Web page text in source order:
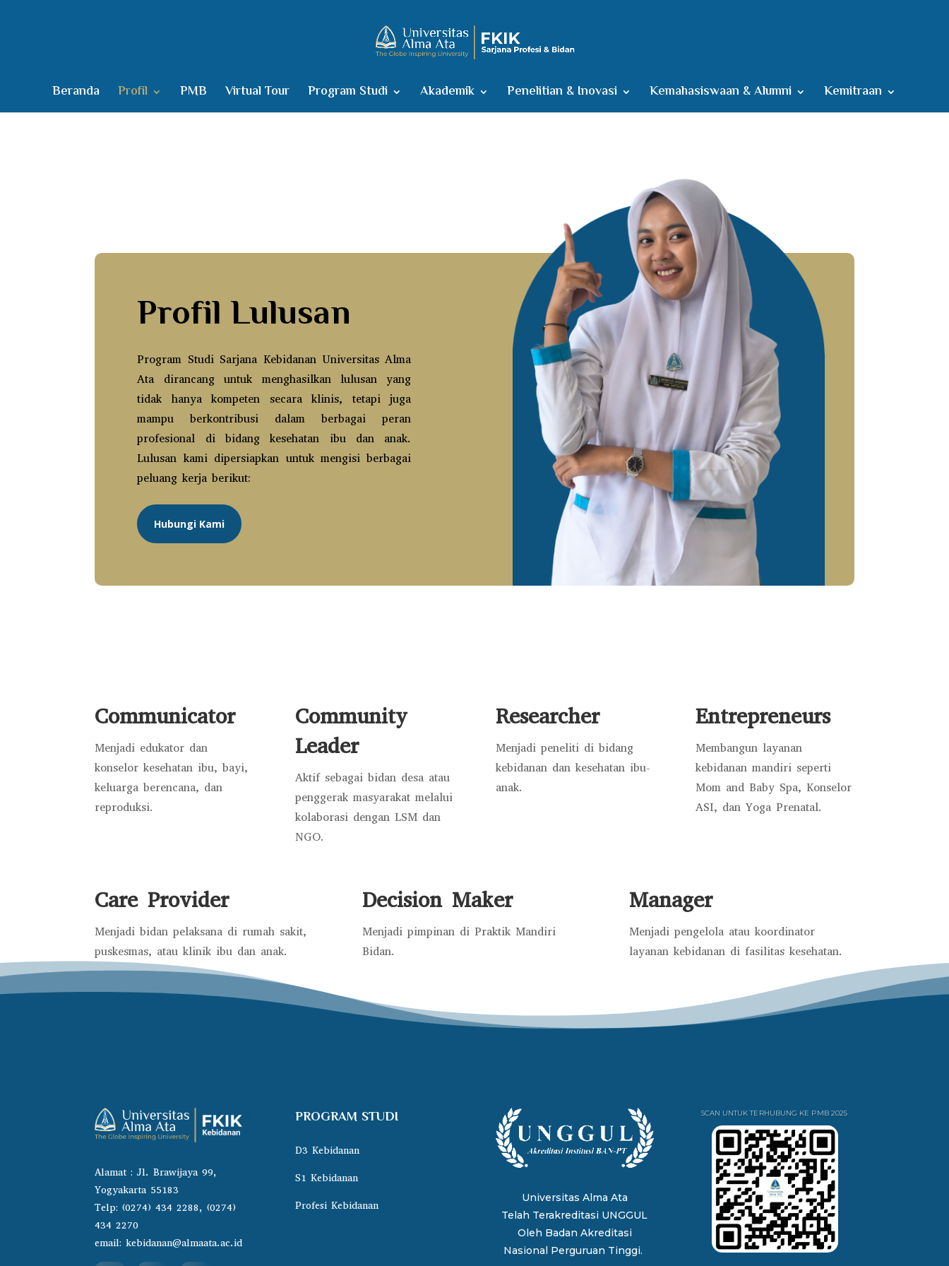
Beranda Profil PMB Virtual Tour Program Studi Akademik Penelitian & Inovasi Kemahasiswaan & Alumni Kemitraan
Profil Lulusan
Program Studi Sarjana Kebidanan Universitas Alma
Ata dirancang untuk menghasilkan lulusan yang
tidak hanya kompeten secara klinis, tetapi juga
mampu berkontribusi dalam berbagai peran
profesional di bidang kesehatan ibu dan anak.
Lulusan kami dipersiapkan untuk mengisi berbagai
peluang kerja berikut:
Hubungi Kami
Communicator
Menjadi edukator dan
konselor kesehatan ibu, bayi,
keluarga berencana, dan
reproduksi.
Community
Leader
Aktif sebagai bidan desa atau
penggerak masyarakat melalui
kolaborasi dengan LSM dan
NGO.
Researcher
Menjadi peneliti di bidang
kebidanan dan kesehatan ibu-
anak.
Entrepreneurs
Membangun layanan
kebidanan mandiri seperti
Mom and Baby Spa, Konselor
ASI, dan Yoga Prenatal.
Care Provider
Menjadi bidan pelaksana di rumah sakit,
puskesmas, atau klinik ibu dan anak.
Decision Maker
Menjadi pimpinan di Praktik Mandiri
Bidan.
Manager
Menjadi pengelola atau koordinator
layanan kebidanan di fasilitas kesehatan.
Alamat : Jl. Brawijaya 99,
Yogyakarta 55183
Telp:(0274) 434 2288, (0274)
434 2270
email:kebidanan@almaata.ac.id
PROGRAM STUDI
D3 Kebidanan
S1 Kebidanan
Profesi Kebidanan
Universitas Alma Ata
Telah Terakreditasi UNGGUL
Oleh Badan Akreditasi
Nasional Perguruan Tinggi.
SCAN UNTUK TERHUBUNG KE PMB 2025